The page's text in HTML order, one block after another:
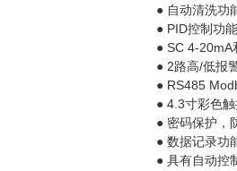
● 自动清洗功
● PID控制功能
● SC 4-20mA
● 2路高/低报
● RS485
● 4.3寸彩色
● 密码保护，
● 数据记录功
● 具有自动控